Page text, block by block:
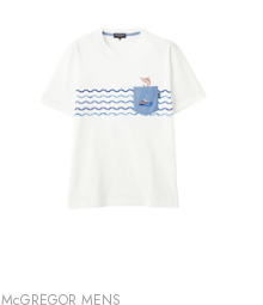
McGREGOR MENS